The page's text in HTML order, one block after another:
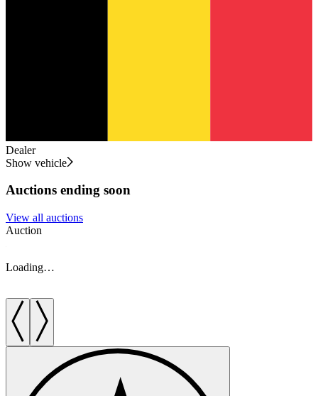
Dealer
Show vehicle
Auctions ending soon
View all auctions
Auction
Loading…